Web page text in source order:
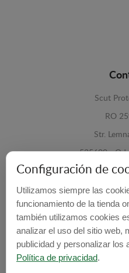
Scut
RO
Str.
535600 -
E-mail:
Configuración de
Utilizamos siempre las
funcionamiento de la tienda
también utilizamos cookies
analizar el uso del sitio web,
publicidad y personalizar los
Política de privacidad.